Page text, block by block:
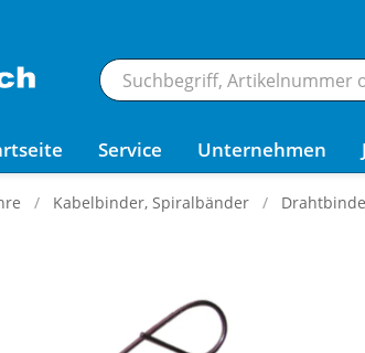
Service Unternehmen
Kabelbinder, Spiralbänder